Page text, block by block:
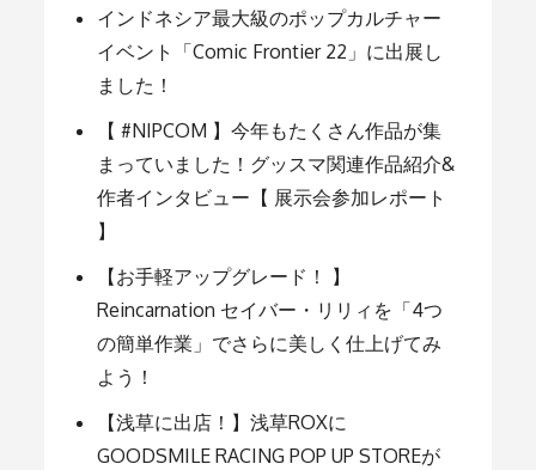
ン
ダ
＞」
商
品
ビ
ュ
ー
インドネシア最大級のポップカルチャー
イベント「Comic Frontier 22」に出展し
ました！
【 #NIPCOM 】今年もたくさん作品が集
まっていました！グッスマ関連作品紹介&
作者インタビュー【 展示会参加レポート
】
【お手軽アップグレード！ 】
Reincarnation セイバー・リリィを「4つ
の簡単作業」でさらに美しく仕上げてみ
よう！
【浅草に出店！】浅草ROXに
GOODSMILE RACING POP UP STOREが